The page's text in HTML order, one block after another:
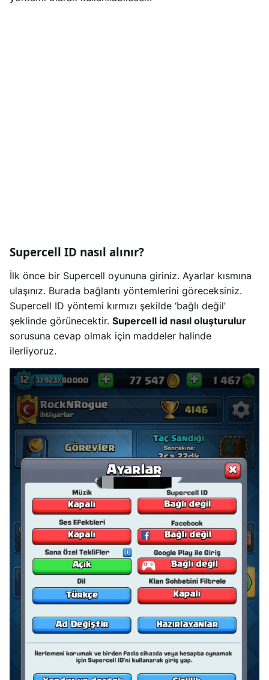
Supercell ID nasıl alınır?
İlk önce bir Supercell oyununa giriniz. Ayarlar kısmına
ulaşınız. Burada bağlantı yöntemlerini göreceksiniz.
Supercell ID yöntemi kırmızı şekilde ‘bağlı değil’
şeklinde görünecektir. Supercell id nasıl oluşturulur
sorusuna cevap olmak için maddeler halinde
ilerliyoruz.